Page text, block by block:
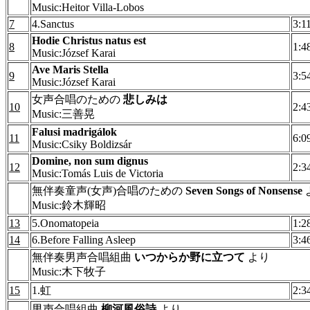
Music:Heitor Villa-Lobos
7
4.Sanctus
3:11
8
Hodie Christus natus est
Music:József Karai
9
Ave Maris Stella
Music:József Karai
10
女声合唱のための 悲しみは
Music:三善晃
11
Falusi madrigálok
Music:Csiky Boldizsár
12
Domine, non sum dignus
Music:Tomás Luis de Victoria
無伴奏童声(女声)合唱のための Seven Songs of Nonsense
Music:鈴木輝昭
13
5.Onomatopeia
14
6.Before Falling Asleep
無伴奏男声合唱組曲 いつからか野に立つて より
Music:木下牧子
15
1.虹